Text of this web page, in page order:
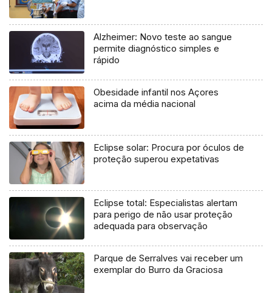
Alzheimer: Novo teste ao sangue
permite diagnóstico simples e
rápido
Obesidade infantil nos Açores
acima da média nacional
Eclipse solar: Procura por óculos de
proteção superou expetativas
Eclipse total: Especialistas alertam
para perigo de não usar proteção
adequada para observação
Parque de Serralves vai receber um
exemplar do Burro da Graciosa